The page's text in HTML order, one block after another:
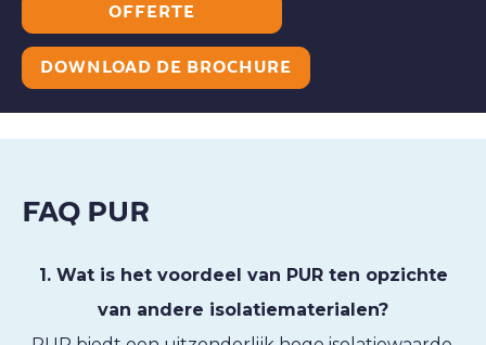
OFFERTE
DOWNLOAD DE BROCHURE
FAQ PUR
1. Wat is het voordeel van PUR ten opzichte
van andere isolatiematerialen?